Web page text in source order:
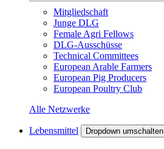
Mitgliedschaft
Junge DLG
Female Agri Fellows
DLG-Ausschüsse
Technical Committees
European Arable Farmers
European Pig Producers
European Poultry Club
Alle Netzwerke
Lebensmittel Dropdown umschalten